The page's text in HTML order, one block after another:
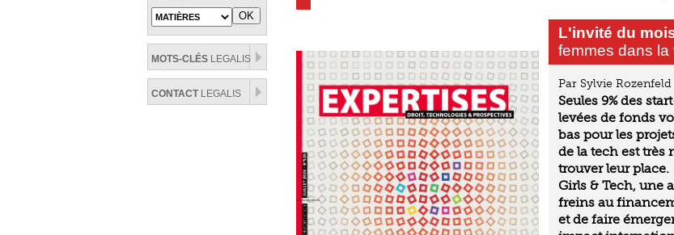
MOTS-CLÉS LEGALIS
CONTACTLEGALIS
L'invité du
femmes dans
Par Sylvie Rozenfeld
Seules 9% des
levées de fonds
bas pour les
de la tech est très
trouver leur
Girls & Tech, une
freins au
et de faire